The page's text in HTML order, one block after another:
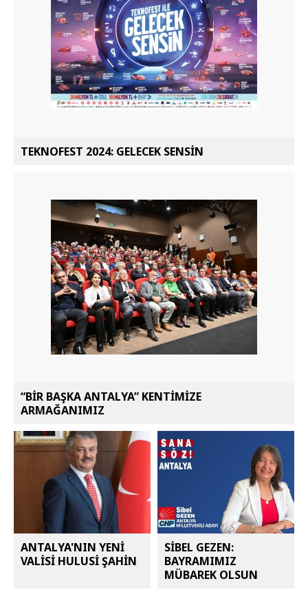
TEKNOFEST 2024: GELECEK SENSİN
“BİR BAŞKA ANTALYA” KENTİMİZE
ARMAĞANIMIZ
ANTALYA'NIN YENİ
VALİSİ HULUSİ ŞAHİN
SİBEL GEZEN:
BAYRAMIMIZ
MÜBAREK OLSUN